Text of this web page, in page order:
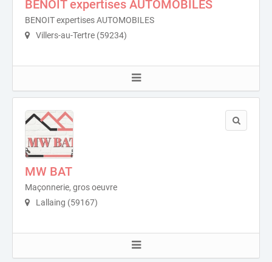
BENOIT expertises AUTOMOBILES
BENOIT expertises AUTOMOBILES
Villers-au-Tertre (59234)
MW BAT
Maçonnerie, gros oeuvre
Lallaing (59167)